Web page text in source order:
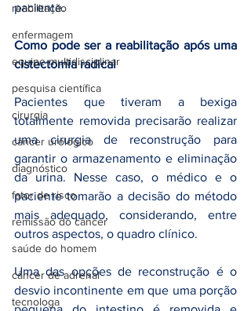
reabilitação
enfermagem
equipe multidisciplinar
pesquisa científica
cirurgia
câncer urológico
diagnóstico
fator de risco
remissão do câncer
saúde do homem
câncer de adrenal
tecnologa
paciente.
Como pode ser a reabilitação após uma
cistectomia radical
Pacientes que tiveram a bexiga
totalmente removida precisarão realizar
uma cirurgia de reconstrução para
garantir o armazenamento e eliminação
da urina. Nesse caso, o médico e o
paciente tomarão a decisão do método
mais adequado, considerando, entre
outros aspectos, o quadro clínico.
Uma das opções de reconstrução é o
desvio incontinente em que uma porção